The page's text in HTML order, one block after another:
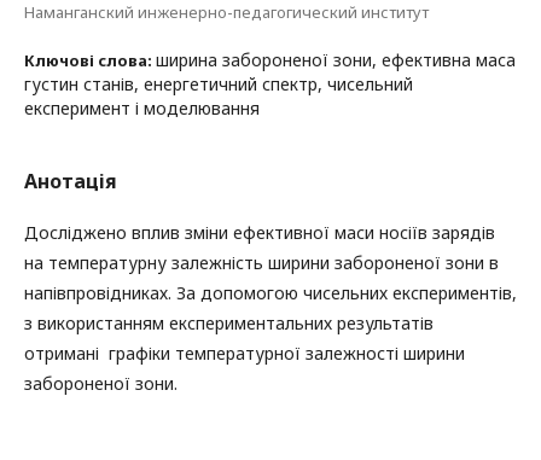
Наманганский инженерно-педагогический институт
Ключові слова: ширина забороненої зони, ефективна маса
густин станів, енергетичний спектр, чисельний
експеримент і моделювання
Анотація
Досліджено вплив зміни ефективної маси носіїв зарядів
на температурну залежність ширини забороненої зони в
напівпровідниках. За допомогою чисельних експериментів,
з використанням експериментальних результатів
отримані графіки температурної залежності ширини
забороненої зони.